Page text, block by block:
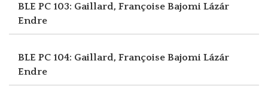
BLE PC 103: Gaillard, Françoise Bajomi Lázár
Endre
BLE PC 104: Gaillard, Françoise Bajomi Lázár
Endre